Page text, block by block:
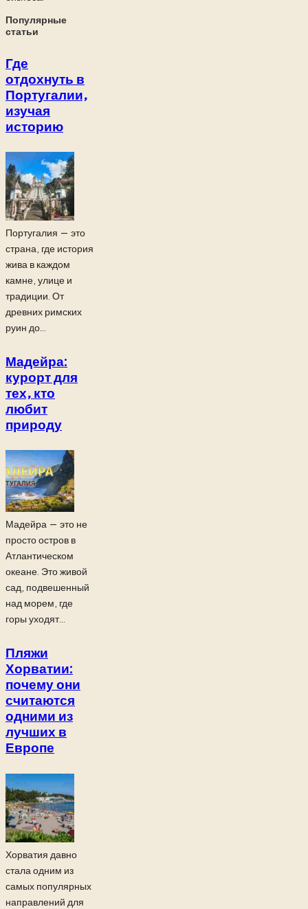
Популярные
статьи
Где
отдохнуть в
Португалии,
изучая
историю
Португалия — это
страна, где история
жива в каждом
камне, улице и
традиции. От
древних римских
руин до...
Мадейра:
курорт для
тех, кто
любит
природу
Мадейра — это не
просто остров в
Атлантическом
океане. Это живой
сад, подвешенный
над морем, где
горы уходят...
Пляжи
Хорватии:
почему они
считаются
одними из
лучших в
Европе
Хорватия давно
стала одним из
самых популярных
направлений для